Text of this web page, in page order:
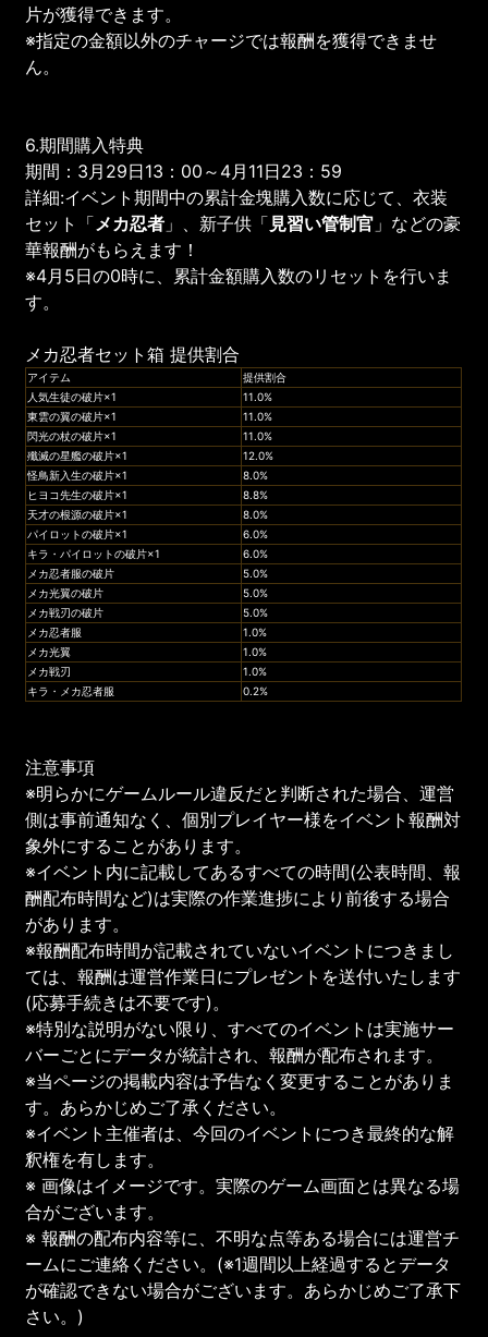
片が獲得できます。
※指定の金額以外のチャージでは報酬を獲得できませ
ん。
6.期間購入特典
期間：3月29日13：00～4月11日23：59
詳細:イベント期間中の累計金塊購入数に応じて、衣装
セット「 メカ忍者 」、新子供「 見習い管制官 」などの豪
華報酬がもらえます！
※4月5日の0時に、累計金額購入数のリセットを行いま
す。
メカ忍者セット箱 提供割合
アイテム
提供割合
人気生徒の破片×1
11.0%
東雲の翼の破片×1
11.0%
閃光の杖の破片×1
11.0%
殲滅の星艦の破片×1
12.0%
怪鳥新入生の破片×1
8.0%
ヒヨコ先生の破片×1
8.8%
天才の根源の破片×1
8.0%
パイロットの破片×1
6.0%
キラ・パイロットの破片×1
6.0%
メカ忍者服の破片
5.0%
メカ光翼の破片
5.0%
メカ戦刃の破片
5.0%
メカ忍者服
1.0%
メカ光翼
1.0%
メカ戦刃
1.0%
キラ・メカ忍者服
0.2%
注意事項
※明らかにゲームルール違反だと判断された場合、運営
側は事前通知なく、個別プレイヤー様をイベント報酬対
象外にすることがあります。
※イベント内に記載してあるすべての時間(公表時間、報
酬配布時間など)は実際の作業進捗により前後する場合
があります。
※報酬配布時間が記載されていないイベントにつきまし
ては、報酬は運営作業日にプレゼントを送付いたします
(応募手続きは不要です)。
※特別な説明がない限り、すべてのイベントは実施サー
バーごとにデータが統計され、報酬が配布されます。
※当ページの掲載内容は予告なく変更することがありま
す。あらかじめご了承ください。
※イベント主催者は、今回のイベントにつき最終的な解
釈権を有します。
※ 画像はイメージです。実際のゲーム画面とは異なる場
合がございます。
※ 報酬の配布内容等に、不明な点等ある場合には運営チ
ームにご連絡ください。(※1週間以上経過するとデータ
が確認できない場合がございます。あらかじめご了承下
さい。)